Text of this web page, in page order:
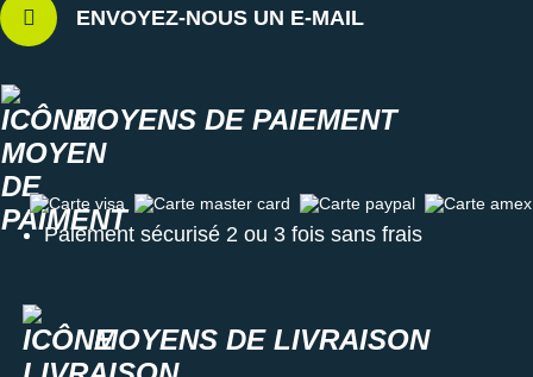
ENVOYEZ-NOUS UN E-MAIL
MOYENS DE PAIEMENT
Carte visa Carte master card Carte paypal Carte amex
Paiement sécurisé 2 ou 3 fois sans frais
MOYENS DE LIVRAISON